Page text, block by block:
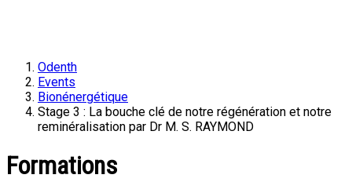
Odenth
Events
Bionénergétique
Stage 3 : La bouche clé de notre régénération et notre
reminéralisation par Dr M. S. RAYMOND
Formations